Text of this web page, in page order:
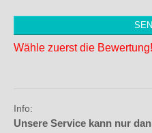
Wähle zuerst die Bewertung!
Info:
Unsere Service kann nur